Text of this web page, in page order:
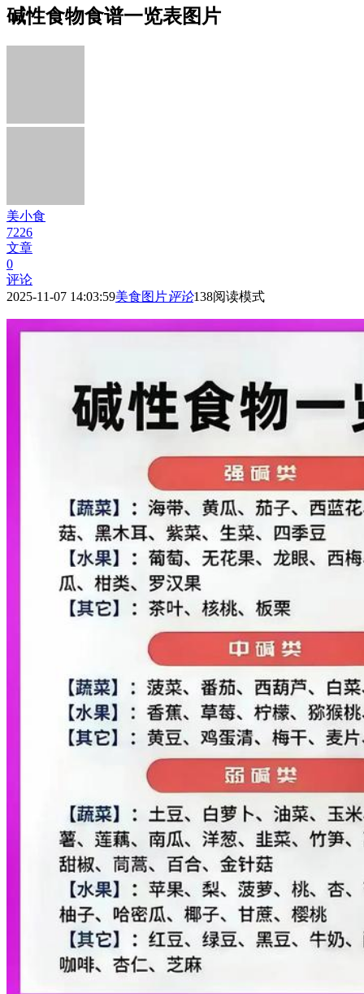
碱性食物食谱一览表图片
美小食
7226
文章
0
评论
2025-11-07 14:03:59美食图片评论138阅读模式